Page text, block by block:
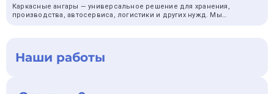
Каркасные ангары — универсальное решение для хранения,
производства, автосервиса, логистики и других нужд. Мы
Почему выбирают каркасные ангары:
- Возможность расширения и модернизации
Наши работы